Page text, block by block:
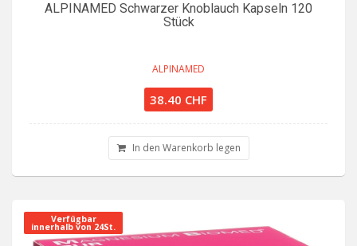
ALPINAMED Schwarzer Knoblauch Kapseln 120
Stück
ALPINAMED
38.40 CHF
In den Warenkorb legen
Verfügbar
innerhalb von 24St.